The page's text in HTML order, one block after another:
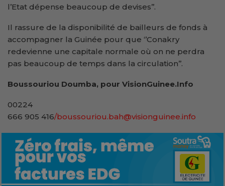
l’Etat dépense beaucoup de devises’’.
Il rassure de la disponibilité de bailleurs de fonds à
accompagner la Guinée pour que ‘’Conakry
redevienne une capitale normale où on ne perdra
pas beaucoup de temps dans la circulation’’.
Boussouriou Doumba, pour VisionGuinee.Info
00224
666 905 416/boussouriou.bah@visionguinee.info